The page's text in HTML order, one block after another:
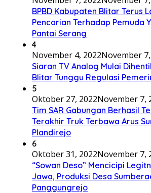
BPBD Kabupaten Blitar Terus
Pencarian Terhadap Pemuda
Pantai Serang
4
November 4, 2022November
Siaran TV Analog Mulai
Blitar Tunggu Regulasi
5
Oktober 27, 2022November 7,
Tim SAR Gabungan Berhasil
Terakhir Truk Terbawa Arus
Plandirejo
6
Oktober 31, 2022November 7,
“Sowan Deso” Mencicipi
Jawa, Produksi Desa
Panggungrejo